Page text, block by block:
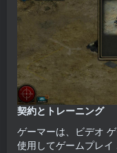
契約とトレーニング
ゲーマーは、ビデオ
使用してゲームプレイ